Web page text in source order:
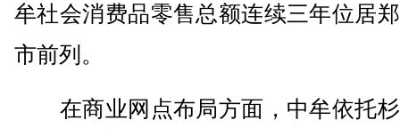
牟社会消费品零售总额连续三年位居
市前列。
在商业网点布局方面，中牟依托